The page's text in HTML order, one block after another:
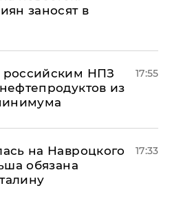
заносят в
НПЗ
из
17:55
на Навроцкого
обязана
17:33